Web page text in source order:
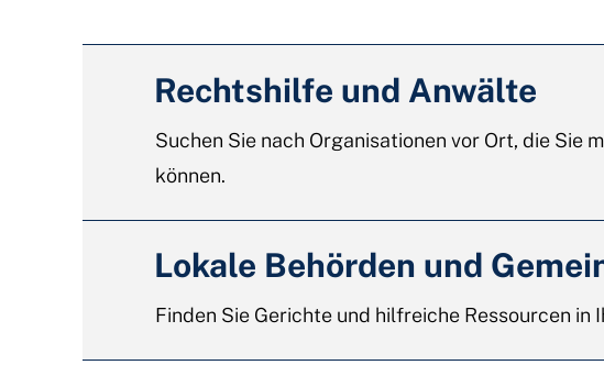
Rechtshilfe und Anwälte
Suchen Sie nach Organisationen vor Ort, die
können.
Lokale Behörden und
Finden Sie Gerichte und hilfreiche Ressourcen in